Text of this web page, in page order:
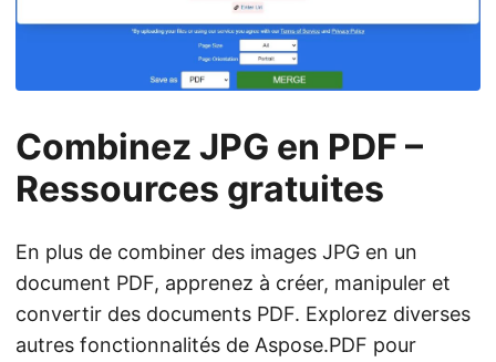
Combinez JPG en PDF –
Ressources gratuites
En plus de combiner des images JPG en un
document PDF, apprenez à créer, manipuler et
convertir des documents PDF. Explorez diverses
autres fonctionnalités de Aspose.PDF pour